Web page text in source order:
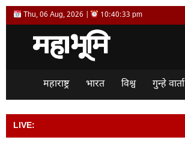
Skip
to
Thu, 06 Aug, 2026 | 10:40:34 pm
महाराष्ट्र भारत विश्व गुन्हे वार्ता
LIVE: